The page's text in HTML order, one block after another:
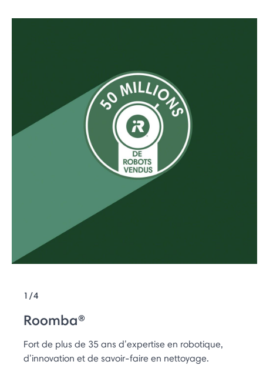
1/4
Roomba®
Fort de plus de 35 ans d’expertise en robotique,
d’innovation et de savoir-faire en nettoyage.